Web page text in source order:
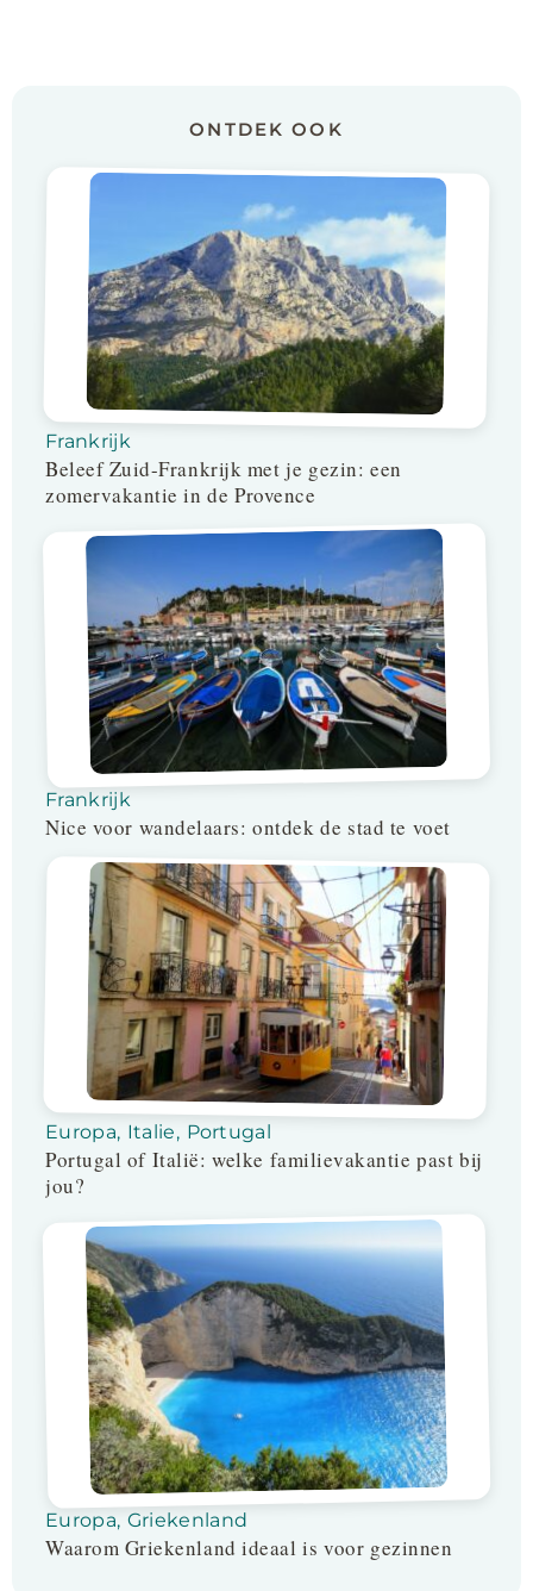
ONTDEK OOK
Frankrijk
Beleef Zuid-Frankrijk met je gezin: een
zomervakantie in de Provence
Frankrijk
Nice voor wandelaars: ontdek de stad te voet
Europa, Italie, Portugal
Portugal of Italië: welke familievakantie past bij
jou?
Europa, Griekenland
Waarom Griekenland ideaal is voor gezinnen